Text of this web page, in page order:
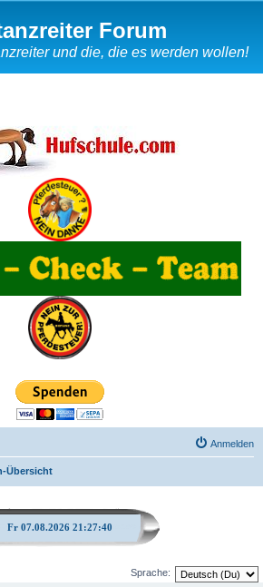
Forum
und die, die es werden wollen!
Anmelden
Übersicht
Fr 07.08.2026 21:27:40
Sprache: